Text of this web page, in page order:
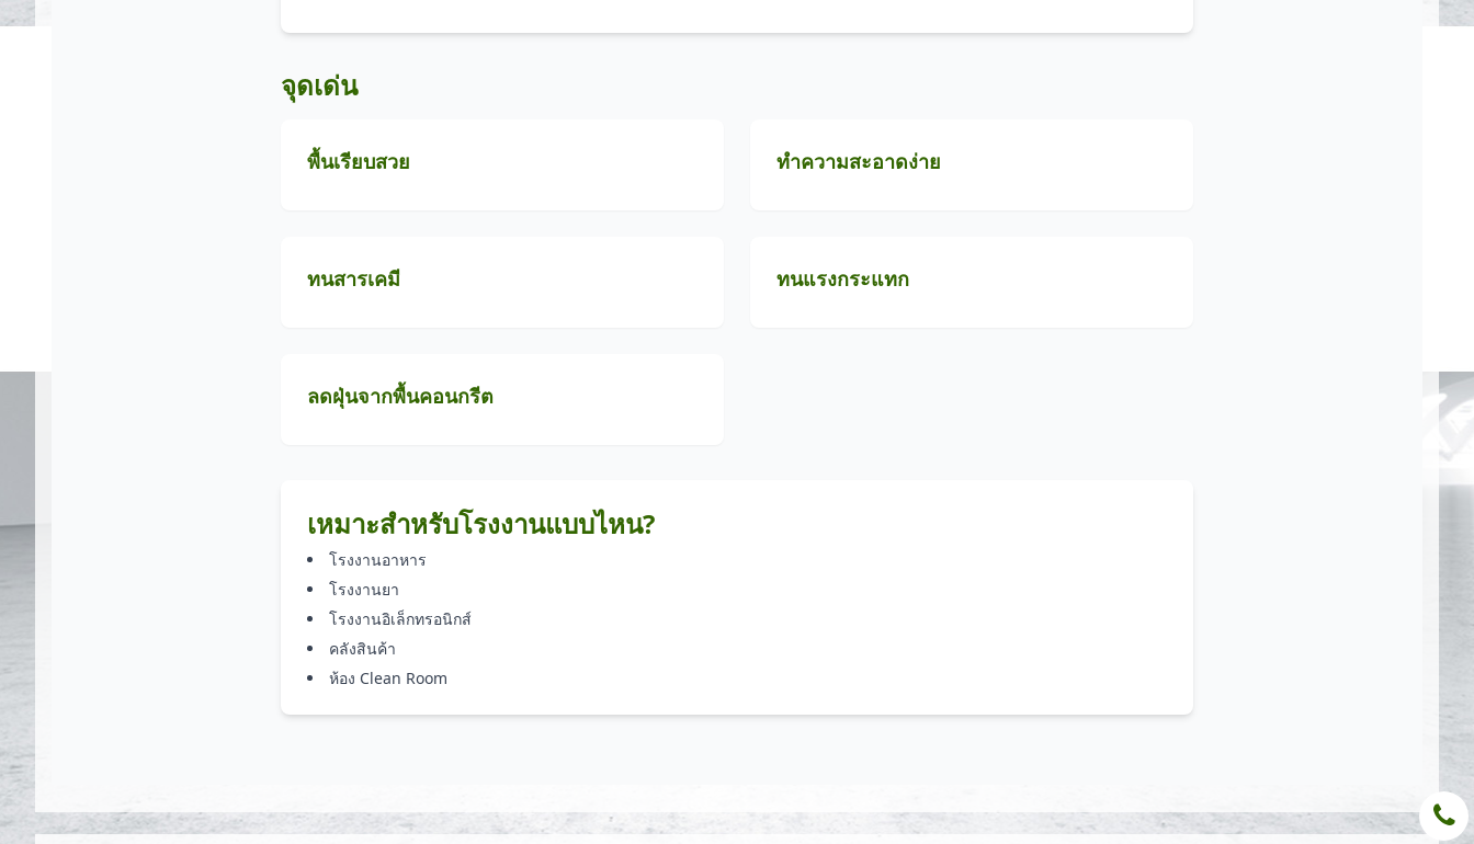
จุดเด่น
พื้นเรียบสวย ทำความสะอาดง่าย
ทนสารเคมี ทนแรงกระแทก
ลดฝุ่นจากพื้นคอนกรีต
เหมาะสำหรับโรงงานแบบไหน?
โรงงานอาหาร
โรงงานยา
โรงงานอิเล็กทรอนิกส์
คลังสินค้า
ห้อง Clean Room